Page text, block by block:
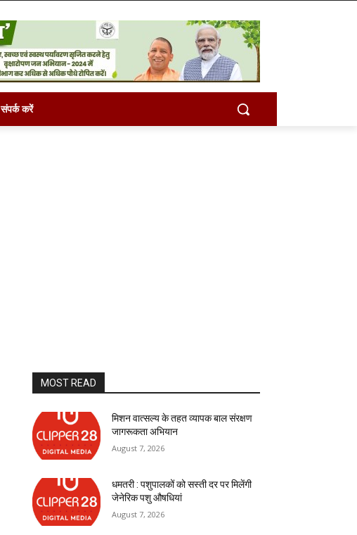
संपर्क करें
MOST READ
मिशन वात्सल्य के तहत व्यापक बाल संरक्षण
जागरूकता अभियान
August 7, 2026
धमतरी : पशुपालकों को सस्ती दर पर मिलेंगी
जेनेरिक पशु औषधियां
August 7, 2026